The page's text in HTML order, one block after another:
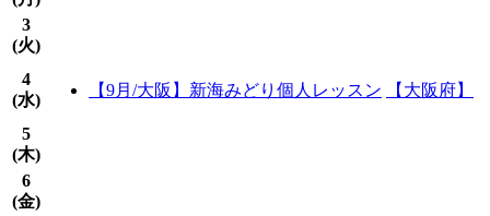
3
(火)
4
(水)
【9月/大阪】新海みどり個人レッスン 【大阪府】
5
(木)
6
(金)